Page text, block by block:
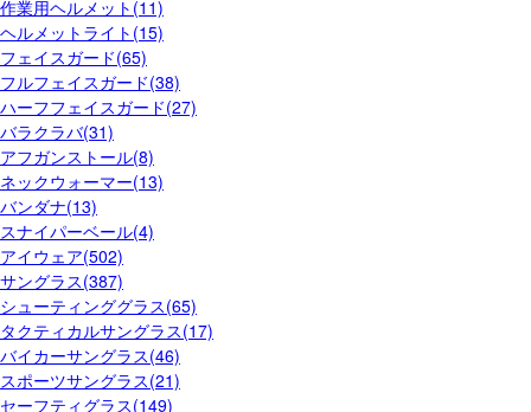
作業用ヘルメット(11)
ヘルメットライト(15)
フェイスガード(65)
フルフェイスガード(38)
ハーフフェイスガード(27)
バラクラバ(31)
アフガンストール(8)
ネックウォーマー(13)
バンダナ(13)
スナイパーベール(4)
アイウェア(502)
サングラス(387)
シューティンググラス(65)
タクティカルサングラス(17)
バイカーサングラス(46)
スポーツサングラス(21)
セーフティグラス(149)